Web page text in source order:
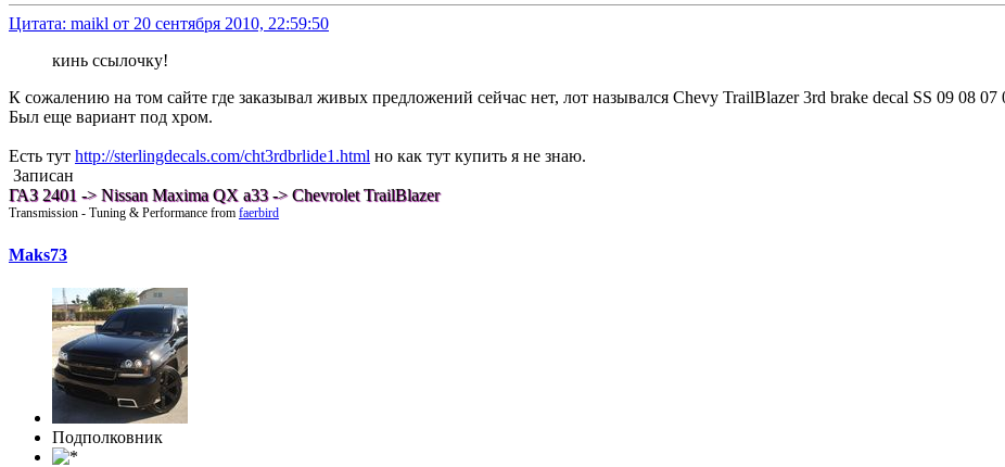
Цитата: maikl от 20 сентября 2010, 22:59:50
кинь ссылочку!
К сожалению на том сайте где заказывал живых предложений сейчас нет, лот назывался Chevy TrailBlazer 3rd brake decal SS 09 08 07
Был еще вариант под хром.
Есть тут http://sterlingdecals.com/cht3rdbrlide1.html но как тут купить я не знаю.
Записан
ГАЗ 2401 -> Nissan Maxima QX a33 -> Chevrolet TrailBlazer
Transmission - Tuning & Performance from faerbird
Maks73
Подполковник